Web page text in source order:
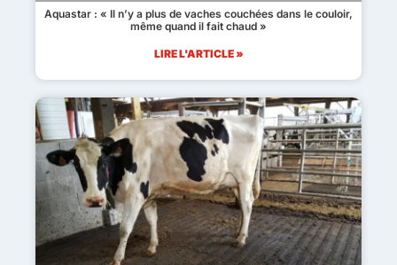
Aquastar : « Il n’y a plus de vaches couchées dans le couloir,
même quand il fait chaud »
LIRE L'ARTICLE »